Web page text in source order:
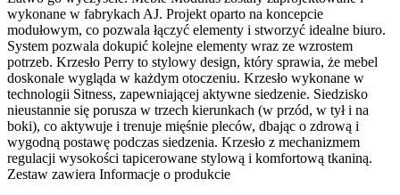
wykonane w fabrykach AJ. Projekt oparto na koncepcie
modułowym, co pozwala łączyć elementy i stworzyć idealne biuro.
System pozwala dokupić kolejne elementy wraz ze wzrostem
potrzeb. Krzesło Perry to stylowy design, który sprawia, że mebel
doskonale wygląda w każdym otoczeniu. Krzesło wykonane w
technologii Sitness, zapewniającej aktywne siedzenie. Siedzisko
nieustannie się porusza w trzech kierunkach (w przód, w tył i na
boki), co aktywuje i trenuje mięśnie pleców, dbając o zdrową i
wygodną postawę podczas siedzenia. Krzesło z mechanizmem
regulacji wysokości tapicerowane stylową i komfortową tkaniną.
Zestaw zawiera Informacje o produkcie